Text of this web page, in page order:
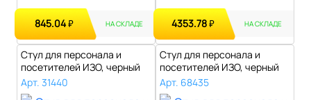
845.04₽ НА СКЛАДЕ 4353.78₽ НА СКЛАДЕ
Стул для персонала и
посетителей ИЗО, черный
каркас, тк..
Арт. 31440
Стул для персонала и
посетителей ИЗО, черный
каркас, тк..
Арт. 68435